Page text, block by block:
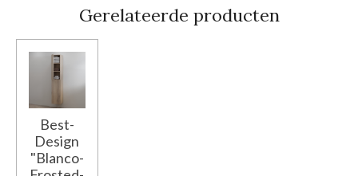
Gerelateerde producten
Best-
Design
"Blanco-